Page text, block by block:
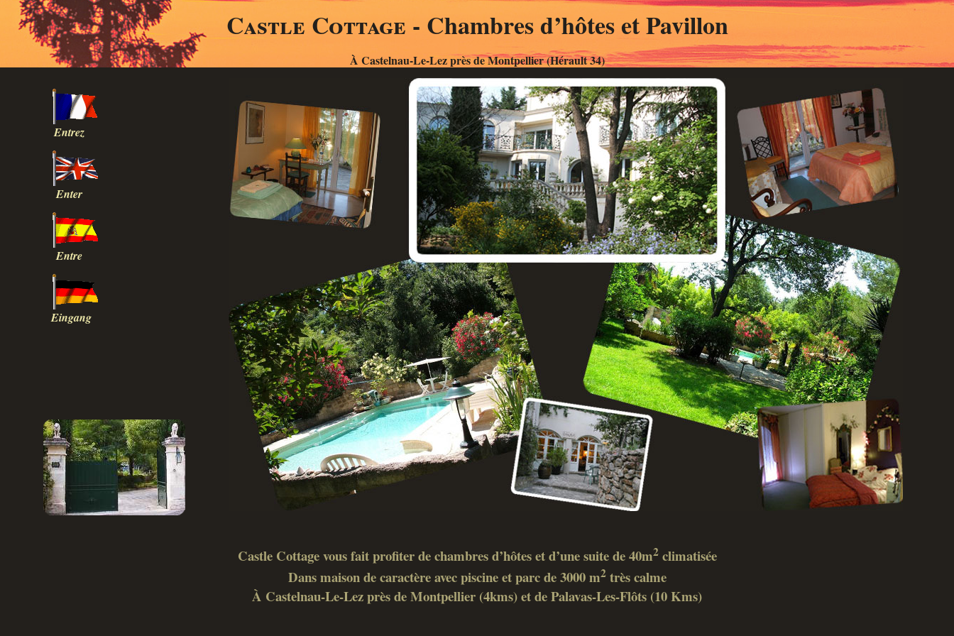
Castle Cottage - Chambres d’hôtes et Pavillon
À Castelnau-Le-Lez près de Montpellier (Hérault 34)
Entrez
Enter
Entre
Eingang
Castle Cottage vous fait profiter de chambres d’hôtes et d’une suite de 40m2climatisée
Dans maison de caractère avec piscine et parc de 3000 m2très calme
À Castelnau-Le-Lez près de Montpellier (4kms) et de Palavas-Les-Flôts (10 Kms)